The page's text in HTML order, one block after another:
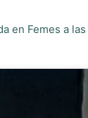
en Femes a